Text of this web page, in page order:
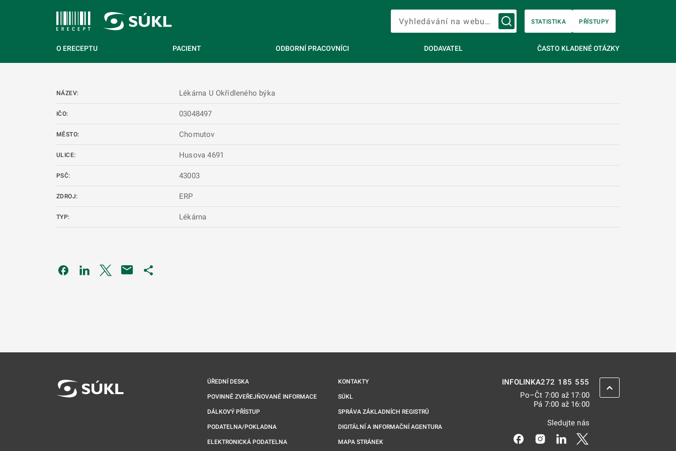
Vyhledávání na webu…
STATISTIKA PŘÍSTUPY
O ERECEPTU PACIENT ODBORNÍ PRACOVNÍCI DODAVATEL ČASTO KLADENÉ OTÁZKY
NÁZEV: Lékárna U Okřídleného býka
IČO: 03048497
MĚSTO: Chomutov
ULICE: Husova 4691
PSČ: 43003
ZDROJ: ERP
TYP: Lékárna
Odkaz se otevře na nové kartě
Odkaz se otevře na nové kartě
Odkaz se otevře na nové kartě
ÚŘEDNÍ DESKA
POVINNĚ ZVEŘEJŇOVANÉ INFORMACE
DÁLKOVÝ PŘÍSTUP
PODATELNA/POKLADNA
ELEKTRONICKÁ PODATELNA
KONTAKTY
SÚKL
SPRÁVA ZÁKLADNÍCH REGISTRŮ
DIGITÁLNÍ A INFORMAČNÍ AGENTURA
MAPA STRÁNEK
INFOLINKA272 185 555
Po–Čt 7:00 až 17:00
Pá 7:00 až 16:00
Sledujte nás
Odkaz se otevře na nové kartě
Odkaz se otevře na nové kartě
Odkaz se otevře na nové
ZPĚT NAHORU